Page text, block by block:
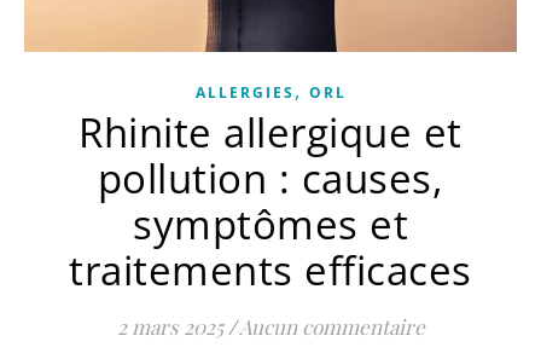
ALLERGIES, ORL
Rhinite allergique et
pollution : causes,
symptômes et
traitements efficaces
2 mars 2025 /Aucun commentaire